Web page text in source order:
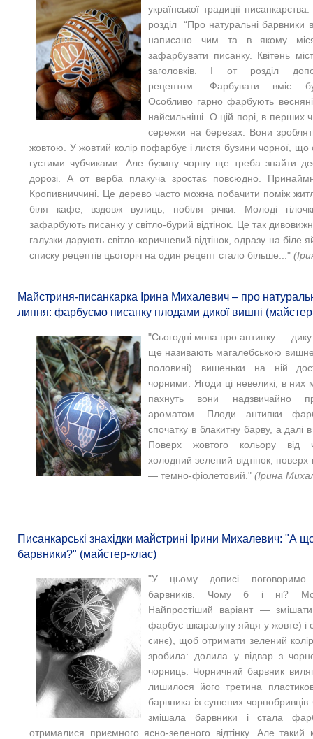
української традиції
розділ “Про натуральні барвники
написано чим та в якому
зафарбувати писанку. Квітень
заголовків. І от розділ
рецептом. Фарбувати вміє
Особливо гарно фарбують
найсильніші. О цій порі, в перших
сережки на березах. Вони
жовтою. У жовтий колір пофарбує і листя бузини чорної, що
густими чубчиками. Але бузину чорну ще треба знайти
дорозі. А от верба плакуча зростає повсюдно.
Кропивниччині. Це дерево часто можна побачити поміж
біля кафе, вздовж вулиць, побіля річки. Молоді
зафарбують писанку у світло-бурий відтінок. Це так
галузки дарують світло-коричневий відтінок, одразу на
списку рецептів цьогоріч на один рецепт стало більше..." (
Майстриня-писанкарка Ірина Михалевич – про
липня: фарбуємо писанку плодами дикої вишні
"Сьогодні мова про антипку —
ще називають магалебською
половині) вишеньки на ній
чорними. Ягоди ці невеликі, в них
пахнуть вони надзвичайно
ароматом. Плоди антипки
спочатку в блакитну барву, а далі
Поверх жовтого кольору від
холодний зелений відтінок,
— темно-фіолетовий." (Ірина
Писанкарські знахідки майстрині Ірини Михалевич: "А
барвники?" (майстер-клас)
"У цьому дописі поговоримо
барвників. Чому б і ні?
Найпростіший варіант —
фарбує шкаралупу яйця у жовте) і
синє), щоб отримати зелений
зробила: долила у відвар з
чорниць. Чорничний барвник
лишилося його третина
барвника із сушених
змішала барвники і стала
отрималися приємного ясно-зеленого відтінку. Але такий